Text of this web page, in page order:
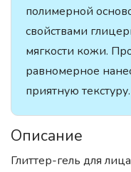
полимерной
свойствами
мягкости кожи.
равномерное
приятную текстуру.
Описание
Глиттер-гель для